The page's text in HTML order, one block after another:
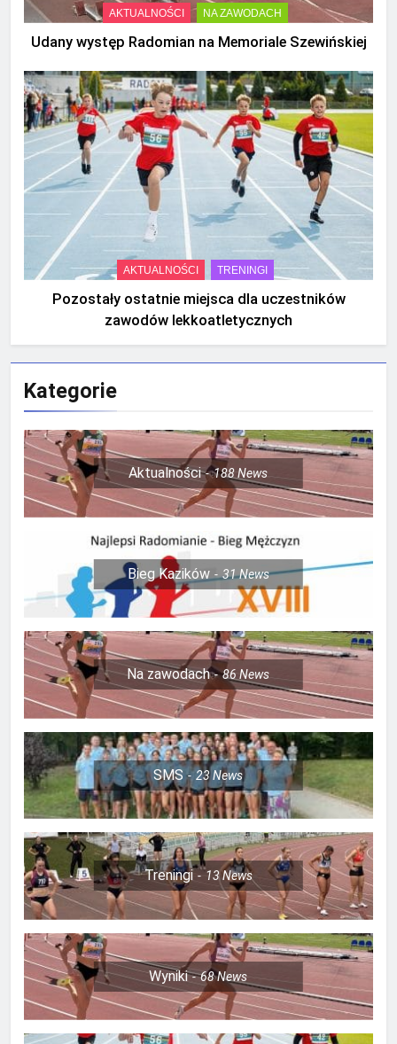
AKTUALNOŚCI NA ZAWODACH
Udany występ Radomian na Memoriale Szewińskiej
AKTUALNOŚCI TRENINGI
Pozostały ostatnie miejsca dla uczestników
zawodów lekkoatletycznych
Kategorie
Aktualności 188News
Bieg Kazików 31News
Na zawodach 86News
SMS 23News
Treningi 13News
Wyniki 68News